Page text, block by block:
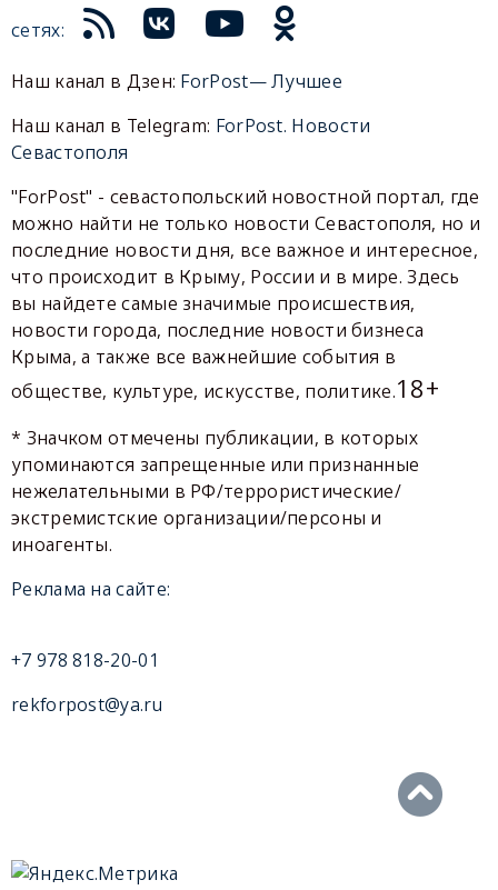
сетях:
Наш канал в Дзен: ForPost— Лучшее
Наш канал в Telegram: ForPost. Новости
Севастополя
"ForPost" - севастопольский новостной портал, где
можно найти не только новости Севастополя, но и
последние новости дня, все важное и интересное,
что происходит в Крыму, России и в мире. Здесь
вы найдете самые значимые происшествия,
новости города, последние новости бизнеса
Крыма, а также все важнейшие события в
обществе, культуре, искусстве, политике.18+
* Значком отмечены публикации, в которых
упоминаются запрещенные или признанные
нежелательными в РФ/террористические/
экстремистские организации/персоны и
иноагенты.
Реклама на сайте:
+7 978 818-20-01
rekforpost@ya.ru